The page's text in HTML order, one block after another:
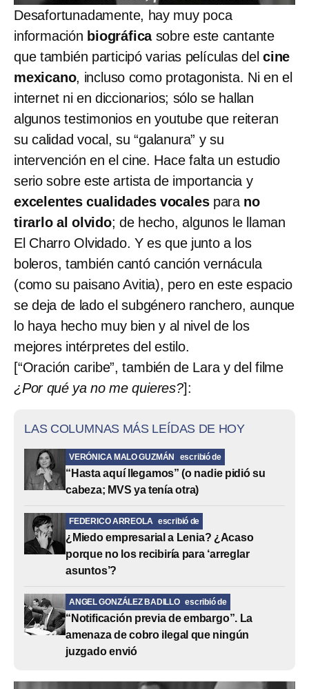
Desafortunadamente, hay muy poca
información biográficasobre este cantante
que también participó varias películas del cine
mexicano, incluso como protagonista. Ni en el
internet ni en diccionarios; sólo se hallan
algunos testimonios en youtube que reiteran
su calidad vocal, su “galanura” y su
intervención en el cine. Hace falta un estudio
serio sobre este artista de importancia y
excelentes cualidades vocalespara no
tirarlo al olvido; de hecho, algunos le llaman
El Charro Olvidado. Y es que junto a los
boleros, también cantó canción vernácula
(como su paisano Avitia), pero en este espacio
se deja de lado el subgénero ranchero, aunque
lo haya hecho muy bien y al nivel de los
mejores intérpretes del estilo.
[“Oración caribe”, también de Lara y del filme
¿Por qué ya no me quieres?]:
LAS COLUMNAS MÁS LEÍDAS DE HOY
VERÓNICA MALO GUZMÁN escribió de
“Hasta aquí llegamos” (o nadie pidió su
cabeza; MVS ya tenía otra)
FEDERICO ARREOLA escribió de
¿Miedo empresarial a Lenia? ¿Acaso
porque no los recibiría para ‘arreglar
asuntos’?
ANGEL GONZÁLEZ BADILLO escribió de
“Notificación previa de embargo”. La
amenaza de cobro ilegal que ningún
juzgado envió